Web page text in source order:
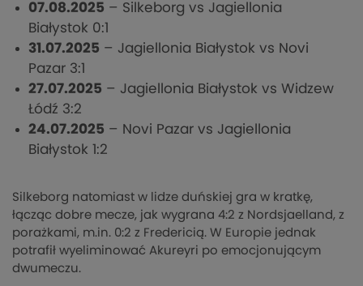
07.08.2025 – Silkeborg vs Jagiellonia
Białystok 0:1
31.07.2025 – Jagiellonia Białystok vs Novi
Pazar 3:1
27.07.2025 – Jagiellonia Białystok vs Widzew
Łódź 3:2
24.07.2025 – Novi Pazar vs Jagiellonia
Białystok 1:2
Silkeborg natomiast w lidze duńskiej gra w kratkę,
łącząc dobre mecze, jak wygrana 4:2 z Nordsjaelland, z
porażkami, m.in. 0:2 z Fredericią. W Europie jednak
potrafił wyeliminować Akureyri po emocjonującym
dwumeczu.